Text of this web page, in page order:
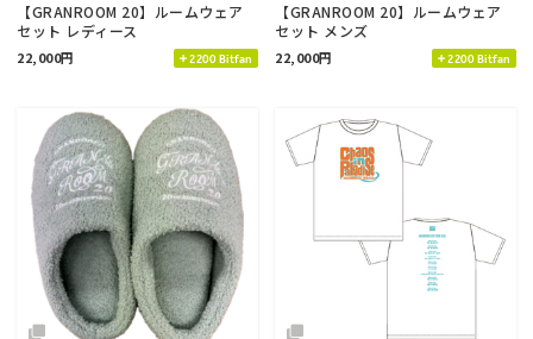
【GRANROOM 20】ルームウェア
セット レディース
22,000円 2200 Bitfan
【GRANROOM 20】ルームウェア
セット メンズ
22,000円 2200 Bitfan